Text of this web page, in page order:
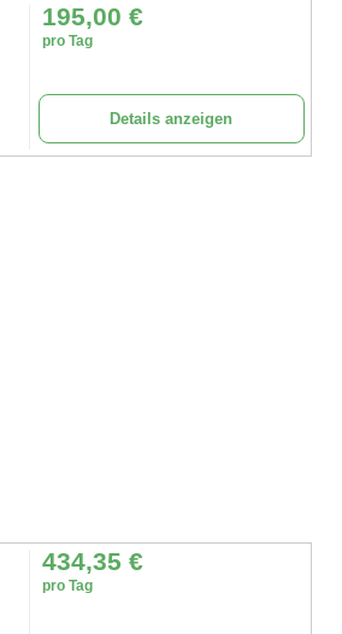
195,00 €
pro Tag
Details anzeigen
434,35 €
pro Tag